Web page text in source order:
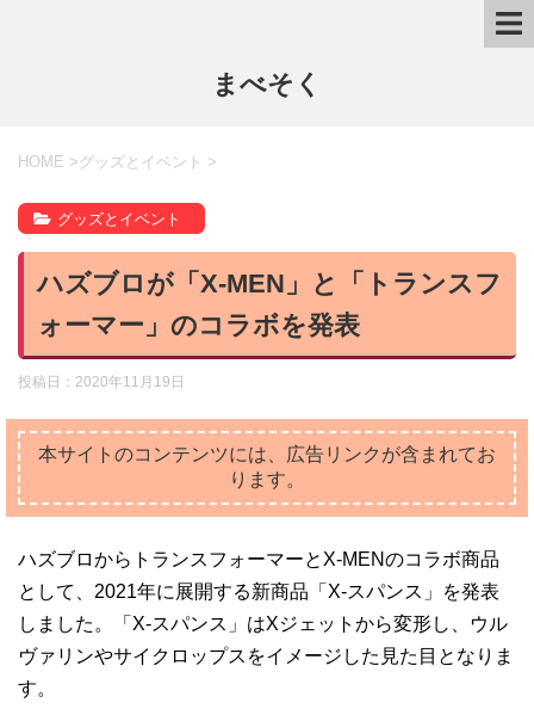
まべそく
HOME > グッズとイベント >
グッズとイベント
ハズブロが「X-MEN」と「トランスフ
ォーマー」のコラボを発表
投稿日： 2020年11月19日
本サイトのコンテンツには、広告リンクが含まれてお
ります。
ハズブロからトランスフォーマーとX-MENのコラボ商品
として、2021年に展開する新商品「X-スパンス」を発表
しました。「X-スパンス」はXジェットから変形し、ウル
ヴァリンやサイクロップスをイメージした見た目となりま
す。